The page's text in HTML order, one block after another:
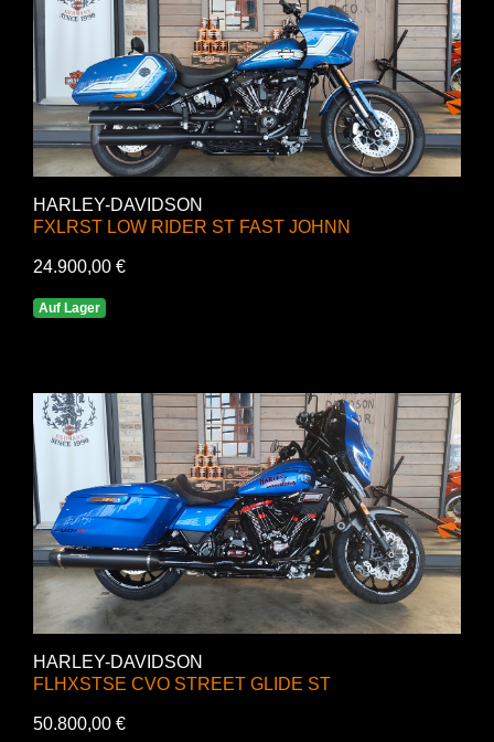
HARLEY-DAVIDSON
FXLRST LOW RIDER ST FAST JOHNN
24.900,00 €
Auf Lager
HARLEY-DAVIDSON
FLHXSTSE CVO STREET GLIDE ST
50.800,00 €